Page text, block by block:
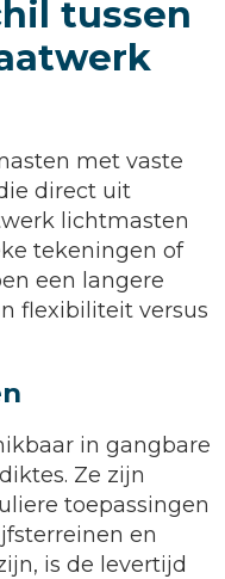
tussen
met vaste
direct uit
lichtmasten
tekeningen of
een langere
flexibiliteit versus
in gangbare
Ze zijn
toepassingen
en
is de levertijd